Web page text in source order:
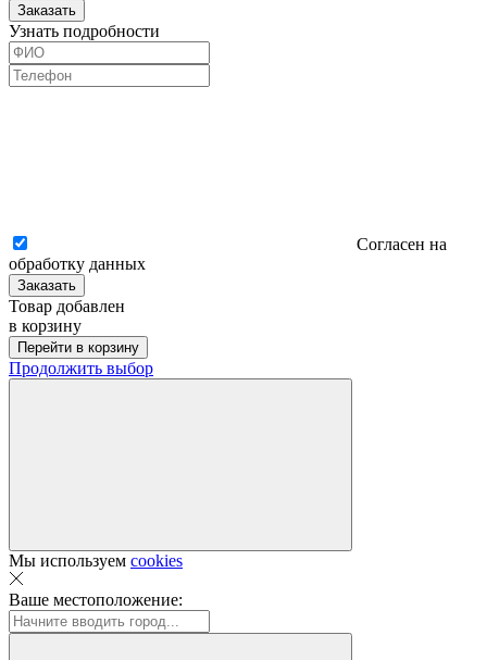
Заказать
Узнать подробности
Согласен на
обработку данных
Заказать
Товар добавлен
в корзину
Перейти в корзину
Продолжить выбор
Мы используем cookies
Ваше местоположение: